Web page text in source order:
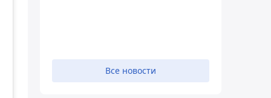
Все новости